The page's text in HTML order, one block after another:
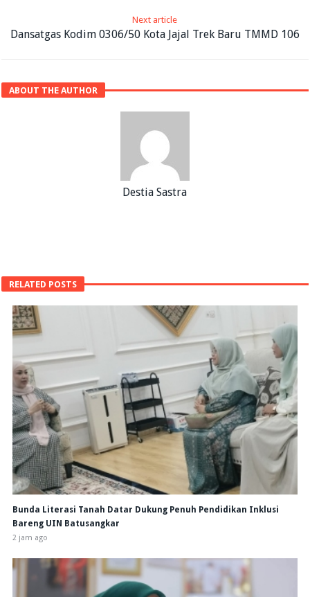
Next article
Dansatgas Kodim 0306/50 Kota Jajal Trek Baru TMMD 106
ABOUT THE AUTHOR
Destia Sastra
RELATED POSTS
Bunda Literasi Tanah Datar Dukung Penuh Pendidikan Inklusi
Bareng UIN Batusangkar
2 jam ago